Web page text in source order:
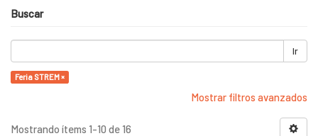
Buscar
Ir
Feria STREM ×
Mostrar filtros avanzados
Mostrando ítems 1-10 de 16